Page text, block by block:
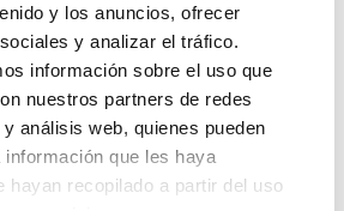
y los anuncios, ofrecer
y analizar el tráfico.
información sobre el uso que
nuestros partners de redes
análisis web, quienes pueden
que les haya
hayan recopilado a partir del uso